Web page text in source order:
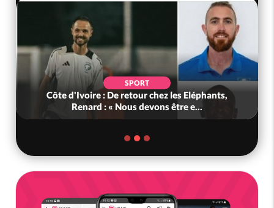
SPORT
Côte d'Ivoire : De retour chez les Eléphants,
Renard : « Nous devons être e...